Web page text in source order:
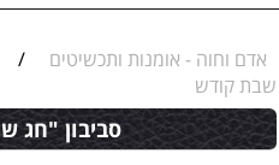
אדם וחוה - אומנות ותכשיטים /
שבת קודש
סביבון "חג